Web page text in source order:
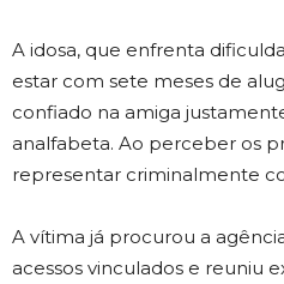
A idosa, que enfrenta
estar com sete meses de
confiado na amiga
analfabeta. Ao perceber os
representar criminalmente
A vítima já procurou a
acessos vinculados e reuniu